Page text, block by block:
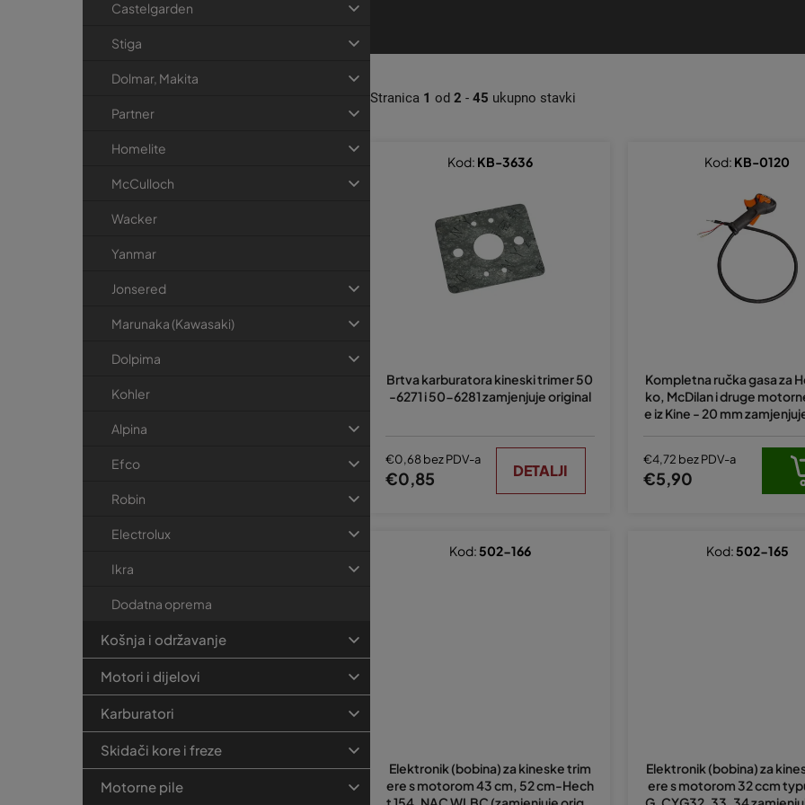
Castelgarden
Stiga
Dolmar, Makita
Partner
Homelite
McCulloch
Wacker
Yanmar
Jonsered
Marunaka (Kawasaki)
Dolpima
Kohler
Alpina
Efco
Robin
Electrolux
Ikra
Dodatna oprema
Košnja i održavanje
Motori i dijelovi
Karburatori
Skidači kore i freze
Motorne pile
Stranica 1 od 2 - 45 ukupno stavki
d
Brtva karburatora kineski trimer 50
-6271 i 50-6281 zamjenjuje original
€0,68 bez PDV-a
€0,85 DETALJI
Kod: KB-3636
Kompletna ručka gasa za
ko, McDilan i druge
e iz Kine - 20 mm
€4,72 bez PDV-a
€5,90
Kod: KB-0120
Elektronik (bobina) za kineske trim
ere s motorom 43 cm, 52 cm-Hech
Kod: 502-166
Elektronik (bobina) za
ere s motorom 32 ccm
Kod: 502-165